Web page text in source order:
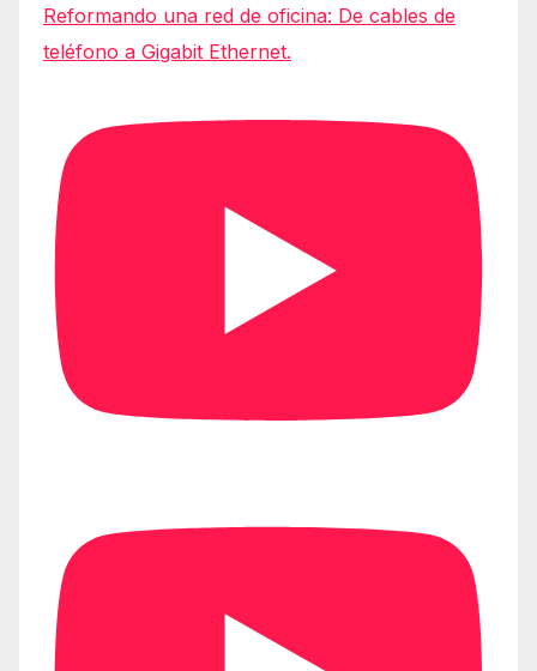
Reformando una red de oficina: De cables de
teléfono a Gigabit Ethernet.